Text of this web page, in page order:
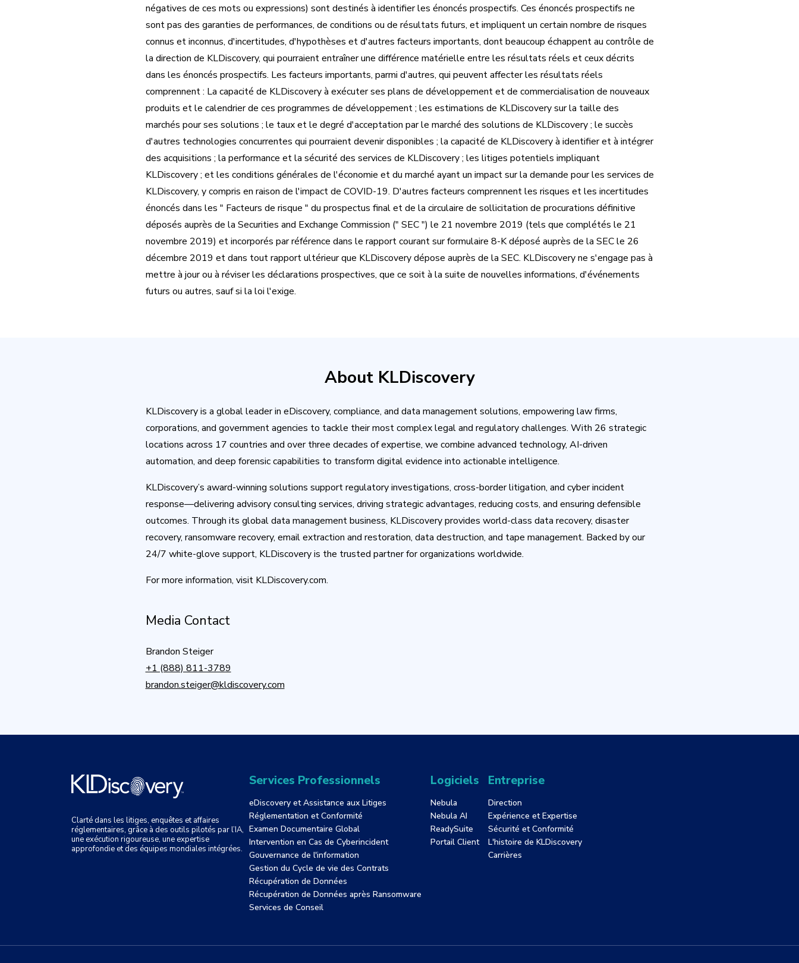
négatives de ces mots ou expressions) sont destinés à identifier les énoncés prospectifs. Ces énoncés prospectifs ne
sont pas des garanties de performances, de conditions ou de résultats futurs, et impliquent un certain nombre de risques
connus et inconnus, d'incertitudes, d'hypothèses et d'autres facteurs importants, dont beaucoup échappent au contrôle de
la direction de KLDiscovery, qui pourraient entraîner une différence matérielle entre les résultats réels et ceux décrits
dans les énoncés prospectifs. Les facteurs importants, parmi d'autres, qui peuvent affecter les résultats réels
comprennent : La capacité de KLDiscovery à exécuter ses plans de développement et de commercialisation de nouveaux
produits et le calendrier de ces programmes de développement ; les estimations de KLDiscovery sur la taille des
marchés pour ses solutions ; le taux et le degré d'acceptation par le marché des solutions de KLDiscovery ; le succès
d'autres technologies concurrentes qui pourraient devenir disponibles ; la capacité de KLDiscovery à identifier et à intégrer
des acquisitions ; la performance et la sécurité des services de KLDiscovery ; les litiges potentiels impliquant
KLDiscovery ; et les conditions générales de l'économie et du marché ayant un impact sur la demande pour les services de
KLDiscovery, y compris en raison de l'impact de COVID-19. D'autres facteurs comprennent les risques et les incertitudes
énoncés dans les " Facteurs de risque " du prospectus final et de la circulaire de sollicitation de procurations définitive
déposés auprès de la Securities and Exchange Commission (" SEC ") le 21 novembre 2019 (tels que complétés le 21
novembre 2019) et incorporés par référence dans le rapport courant sur formulaire 8-K déposé auprès de la SEC le 26
décembre 2019 et dans tout rapport ultérieur que KLDiscovery dépose auprès de la SEC. KLDiscovery ne s'engage pas à
mettre à jour ou à réviser les déclarations prospectives, que ce soit à la suite de nouvelles informations, d'événements
futurs ou autres, sauf si la loi l'exige.
About KLDiscovery
KLDiscovery is a global leader in eDiscovery, compliance, and data management solutions, empowering law firms,
corporations, and government agencies to tackle their most complex legal and regulatory challenges. With 26 strategic
locations across 17 countries and over three decades of expertise, we combine advanced technology, AI-driven
automation, and deep forensic capabilities to transform digital evidence into actionable intelligence.
KLDiscovery’s award-winning solutions support regulatory investigations, cross-border litigation, and cyber incident
response—delivering advisory consulting services, driving strategic advantages, reducing costs, and ensuring defensible
outcomes. Through its global data management business, KLDiscovery provides world-class data recovery, disaster
recovery, ransomware recovery, email extraction and restoration, data destruction, and tape management. Backed by our
24/7 white-glove support, KLDiscovery is the trusted partner for organizations worldwide.
For more information, visit KLDiscovery.com.
Media Contact
Brandon Steiger
+1 (888) 811-3789
brandon.steiger@kldiscovery.com
Clarté dans les litiges, enquêtes et affaires
réglementaires, grâce à des outils pilotés par l’IA,
une exécution rigoureuse, une expertise
approfondie et des équipes mondiales intégrées.
Services Professionnels
eDiscovery et Assistance aux Litiges
Réglementation et Conformité
Examen Documentaire Global
Intervention en Cas de Cyberincident
Gouvernance de l'information
Gestion du Cycle de vie des Contrats
Récupération de Données
Récupération de Données après Ransomware
Services de Conseil
Logiciels
Nebula
Nebula AI
ReadySuite
Portail Client
Entreprise
Direction
Expérience et Expertise
Sécurité et Conformité
L'histoire de KLDiscovery
Carrières